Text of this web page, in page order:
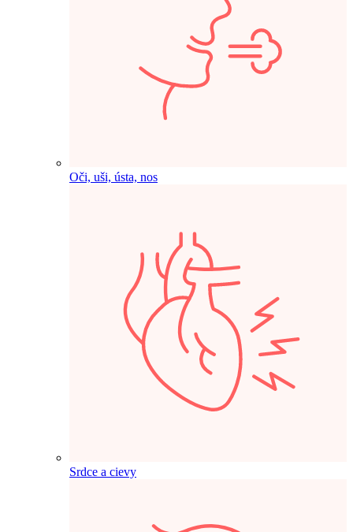
Oči, uši, ústa, nos
Srdce a cievy